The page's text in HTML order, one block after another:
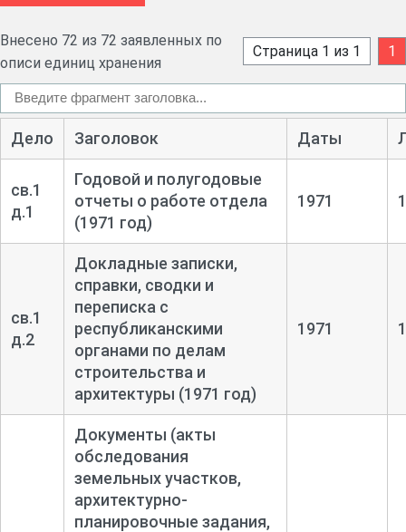
С 15 октября 1973 г. архитектор исполкома
Лахденпохского районного совета именуется Главный
архитектор Лахденпохского района.
С января 1974 г. должность вновь именуется архитектор
Лахденпохского района.
Заведующий отделом ЦГА КАССР В. А. Рунов
В рамках проведения мероприятий по созданию
электронных экземпляров описей для размещения на
сайте архива, в 2025 г. была выполнена работа по
компьютерному набору описи 1 фонда Р-3519.
Компьютерный набор осуществлен в рамках проекта
«Великія описи» при участии «Генеалогического общества
Внесено 72 из 72 заявленных по
описи единиц хранения
Страница 1 из 1 1
Дело Заголовок Даты
св.1
д.1
Годовой и полугодовые
отчеты о работе отдела
(1971 год)
1971
св.1
д.2
Докладные записки,
справки, сводки и
переписка с
республиканскими
органами по делам
строительства и
архитектуры (1971 год)
1971
Документы (акты
обследования
земельных участков,
архитектурно-
планировочные задания,